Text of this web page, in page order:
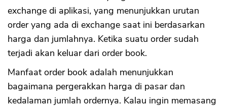
exchange di aplikasi, yang menunjukkan urutan
order yang ada di exchange saat ini berdasarkan
harga dan jumlahnya. Ketika suatu order sudah
terjadi akan keluar dari order book.
Manfaat order book adalah menunjukkan
bagaimana pergerakkan harga di pasar dan
kedalaman jumlah ordernya. Kalau ingin memasang